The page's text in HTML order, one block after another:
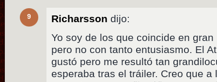
9 Richarsson dijo:
Yo soy de los que coincide en
pero no con tanto entusiasmo. El
gustó pero me resultó tan
esperaba tras el tráiler. Creo que a